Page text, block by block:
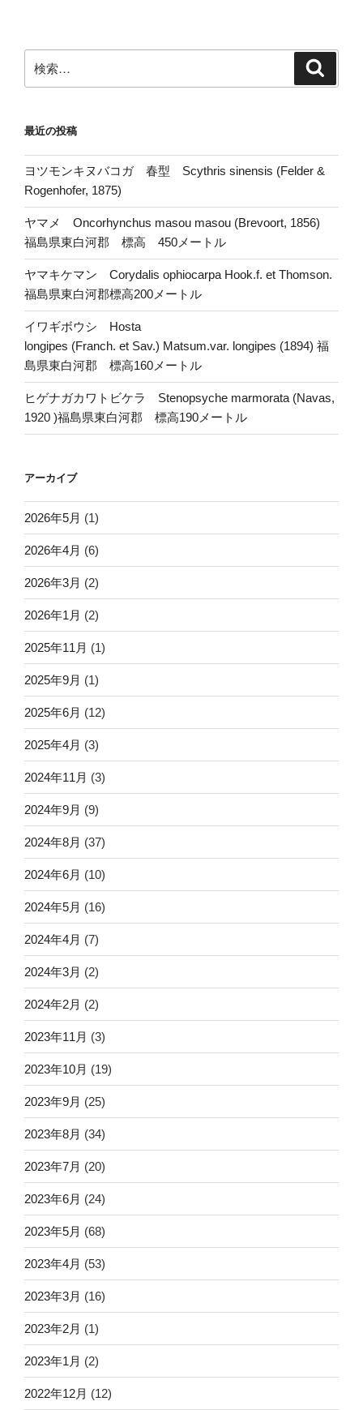
索:
最近の投稿
ヨツモンキヌバコガ 春型 Scythris sinensis (Felder &
Rogenhofer, 1875)
ヤマメ Oncorhynchus masou masou (Brevoort, 1856)
福島県東白河郡 標高 450メートル
ヤマキケマン Corydalis ophiocarpa Hook.f. et Thomson.
福島県東白河郡標高200メートル
イワギボウシ Hosta
longipes (Franch. et Sav.) Matsum.var. longipes (1894) 福
島県東白河郡 標高160メートル
ヒゲナガカワトビケラ Stenopsyche marmorata (Navas,
1920 )福島県東白河郡 標高190メートル
アーカイブ
2026年5月 (1)
2026年4月 (6)
2026年3月 (2)
2026年1月 (2)
2025年11月 (1)
2025年9月 (1)
2025年6月 (12)
2025年4月 (3)
2024年11月 (3)
2024年9月 (9)
2024年8月 (37)
2024年6月 (10)
2024年5月 (16)
2024年4月 (7)
2024年3月 (2)
2024年2月 (2)
2023年11月 (3)
2023年10月 (19)
2023年9月 (25)
2023年8月 (34)
2023年7月 (20)
2023年6月 (24)
2023年5月 (68)
2023年4月 (53)
2023年3月 (16)
2023年2月 (1)
2023年1月 (2)
2022年12月 (12)